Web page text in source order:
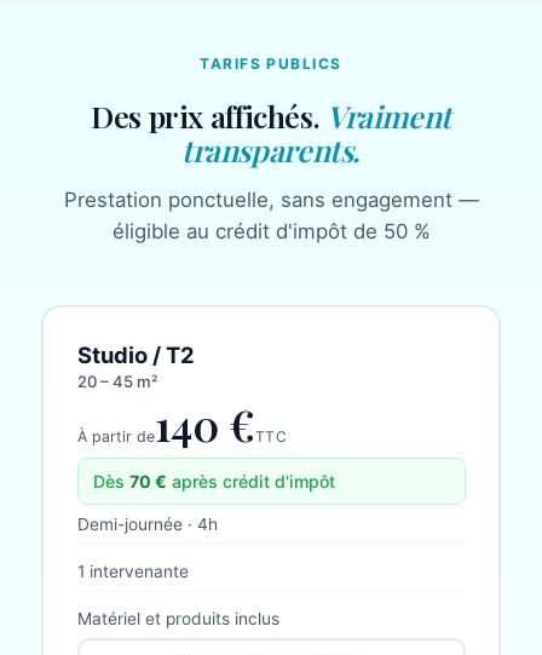
TARIFS PUBLICS
Des prix affichés. Vraiment
transparents.
Prestation ponctuelle, sans engagement —
éligible au crédit d'impôt de 50 %
Studio / T2
20 – 45 m²
À partir de140 €TTC
Dès 70 € après crédit d'impôt
Demi-journée · 4h
1 intervenante
Matériel et produits inclus